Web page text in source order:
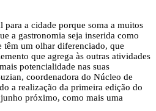
a cidade porque soma a muitos
a gastronomia seja inserida como
um olhar diferenciado, que
que agrega às outras atividades
potencialidade nas suas
coordenadora do Núcleo de
a realização da primeira edição do
próximo, como mais uma